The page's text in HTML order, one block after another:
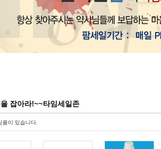
잡아라!~~타임세일존
이 있습니다.